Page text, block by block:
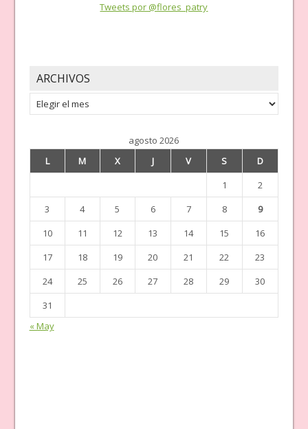
Tweets por @flores_patry
ARCHIVOS
Archivos
agosto 2026
L
M X J V S
D
1
2
3
4 5 6 7 8
9
10
11 12 13 14 15
16
17
18 19 20 21 22
23
24
25 26 27 28 29
30
31
« May